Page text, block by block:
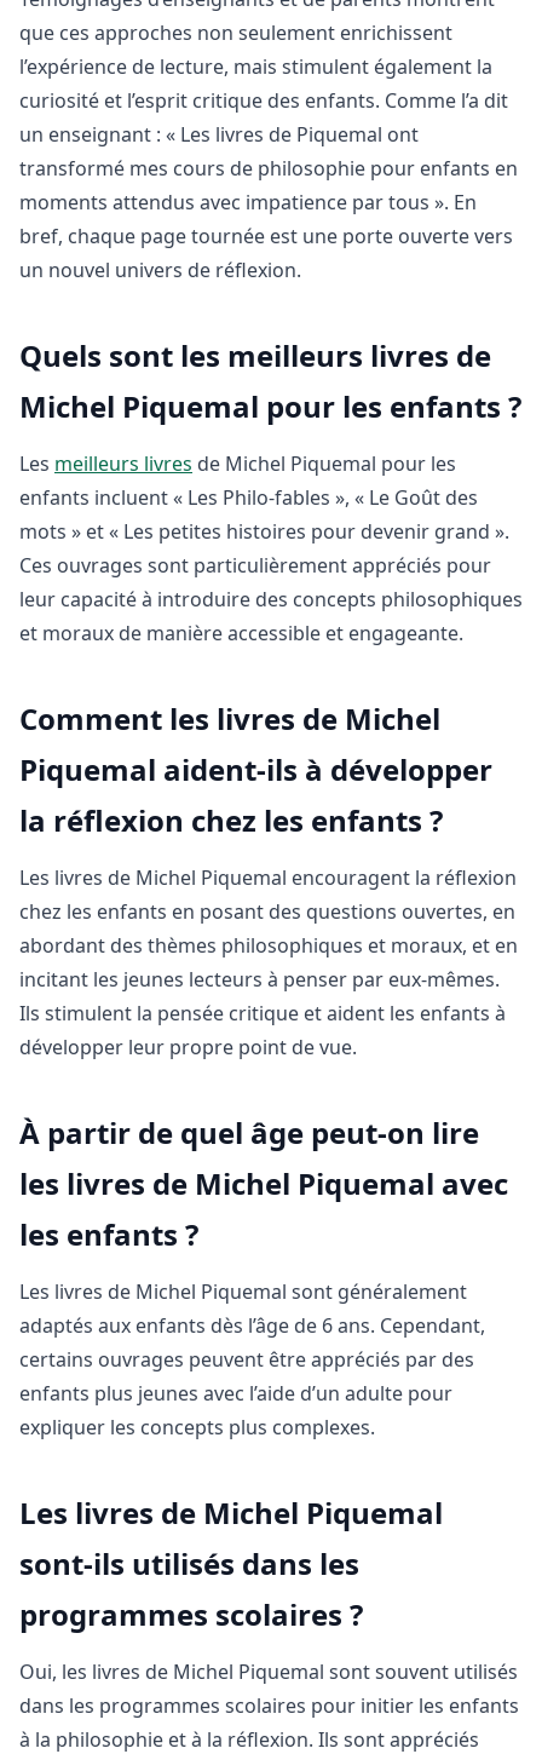
que ces approches non seulement enrichissent
l’expérience de lecture, mais stimulent également la
curiosité et l’esprit critique des enfants. Comme l’a dit
un enseignant : « Les livres de Piquemal ont
transformé mes cours de philosophie pour enfants en
moments attendus avec impatience par tous ». En
bref, chaque page tournée est une porte ouverte vers
un nouvel univers de réflexion.
Quels sont les meilleurs livres de
Michel Piquemal pour les enfants ?
Les meilleurs livres de Michel Piquemal pour les
enfants incluent « Les Philo-fables », « Le Goût des
mots » et « Les petites histoires pour devenir grand ».
Ces ouvrages sont particulièrement appréciés pour
leur capacité à introduire des concepts philosophiques
et moraux de manière accessible et engageante.
Comment les livres de Michel
Piquemal aident-ils à développer
la réflexion chez les enfants ?
Les livres de Michel Piquemal encouragent la réflexion
chez les enfants en posant des questions ouvertes, en
abordant des thèmes philosophiques et moraux, et en
incitant les jeunes lecteurs à penser par eux-mêmes.
Ils stimulent la pensée critique et aident les enfants à
développer leur propre point de vue.
À partir de quel âge peut-on lire
les livres de Michel Piquemal avec
les enfants ?
Les livres de Michel Piquemal sont généralement
adaptés aux enfants dès l’âge de 6 ans. Cependant,
certains ouvrages peuvent être appréciés par des
enfants plus jeunes avec l’aide d’un adulte pour
expliquer les concepts plus complexes.
Les livres de Michel Piquemal
sont-ils utilisés dans les
programmes scolaires ?
Oui, les livres de Michel Piquemal sont souvent utilisés
dans les programmes scolaires pour initier les enfants
à la philosophie et à la réflexion. Ils sont appréciés